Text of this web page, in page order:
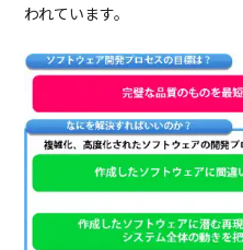
われています。